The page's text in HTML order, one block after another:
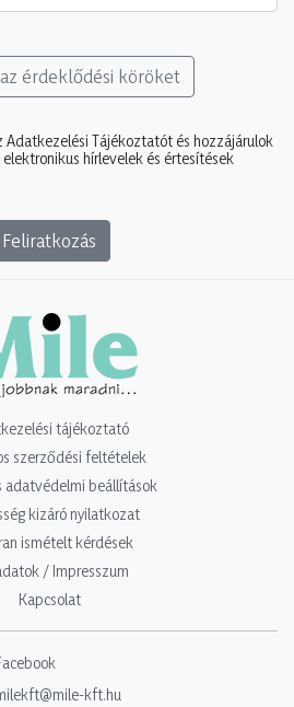
érdeklődési köröket
Adatkezelési Tájékoztatót és hozzájárulok
hírlevelek és értesítések
Feliratkozás
tájékoztató
szerződési feltételek
adatvédelmi beállítások
kizáró nyilatkozat
ismételt kérdések
/ Impresszum
Kapcsolat
kft.hu